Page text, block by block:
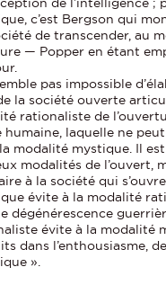
c’est Bergson qui
de transcender, au
— Popper en étant
pas impossible
la société ouverte
rationaliste de
laquelle ne
modalité mystique. Il est
modalités de l’ouvert,
à la société qui
évite à la modalité
dégénérescence
évite à la modalité
dans l’enthousiasme,
».